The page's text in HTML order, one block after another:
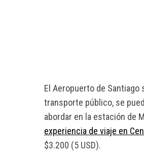
El Aeropuerto de Santiago
transporte público, se
abordar en la estación de
experiencia de viaje en
$3.200 (5 USD).